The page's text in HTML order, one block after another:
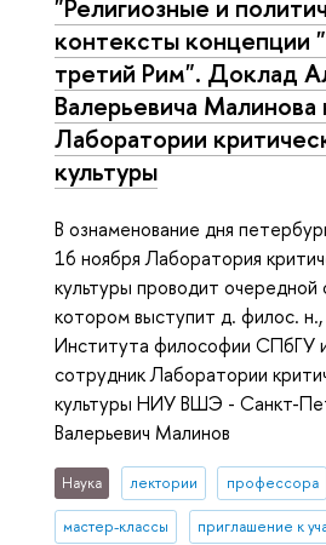
"Религиозные и
контексты концепции
третий Рим". Доклад
Валерьевича
Лаборатории
культуры
В ознаменование дня
16 ноября Лаборатория
культуры проводит очередной
котором выступит д. филос.
Института философии СПбГУ
сотрудник Лаборатории
культуры НИУ ВШЭ - Санкт-
Валерьевич Малинов
Наука лектории профессора
мастер-классы приглашение к